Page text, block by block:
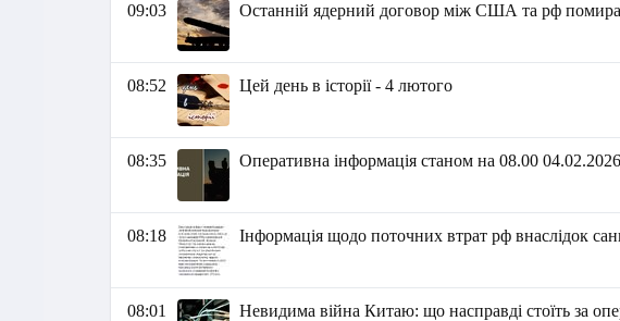
09:03 Останній ядерний договор між США та рф
08:52 Цей день в історії - 4 лютого
08:35 Оперативна інформація станом на 08.00
08:18 Інформація щодо поточних втрат рф внаслідок
08:01 Невидима війна Китаю: що насправді стоїть за